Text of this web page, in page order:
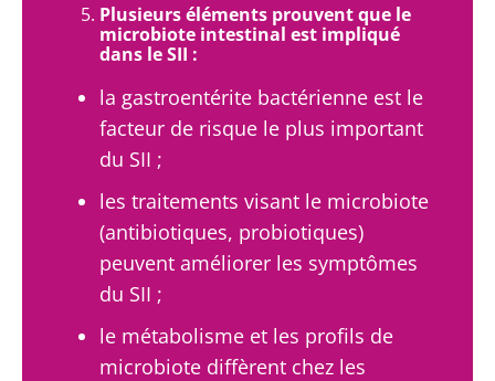
Plusieurs éléments prouvent que le
microbiote intestinal est impliqué
dans le SII :
la gastroentérite bactérienne est le
facteur de risque le plus important
du SII ;
les traitements visant le microbiote
(antibiotiques, probiotiques)
peuvent améliorer les symptômes
du SII ;
le métabolisme et les profils de
microbiote diffèrent chez les